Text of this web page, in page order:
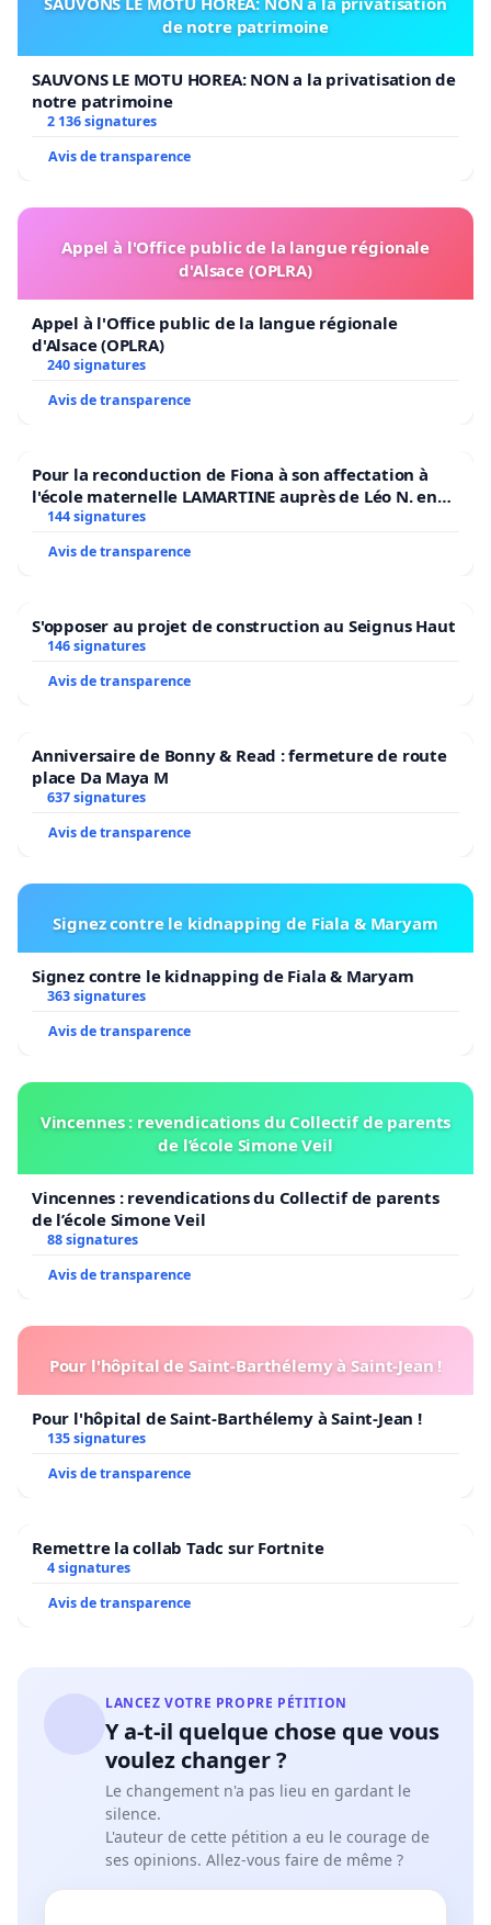
de notre patrimoine
SAUVONS LE MOTU HOREA: NON a la privatisation de
notre patrimoine
2 136 signatures
Avis de transparence
Appel à l'Office public de la langue régionale
d'Alsace (OPLRA)
Appel à l'Office public de la langue régionale
d'Alsace (OPLRA)
240 signatures
Avis de transparence
Pour la reconduction de Fiona à son affectation à
l'école maternelle LAMARTINE auprès de Léo N. en
2026/2027
144 signatures
Avis de transparence
S'opposer au projet de construction au Seignus Haut
146 signatures
Avis de transparence
Anniversaire de Bonny & Read : fermeture de route
place Da Maya M
637 signatures
Avis de transparence
Signez contre le kidnapping de Fiala & Maryam
Signez contre le kidnapping de Fiala & Maryam
363 signatures
Avis de transparence
Vincennes : revendications du Collectif de parents
de l’école Simone Veil
Vincennes : revendications du Collectif de parents
de l’école Simone Veil
88 signatures
Avis de transparence
Pour l'hôpital de Saint-Barthélemy à Saint-Jean !
Pour l'hôpital de Saint-Barthélemy à Saint-Jean !
135 signatures
Avis de transparence
Remettre la collab Tadc sur Fortnite
4 signatures
Avis de transparence
LANCEZ VOTRE PROPRE PÉTITION
Y a-t-il quelque chose que vous
voulez changer ?
Le changement n'a pas lieu en gardant le
silence.
L'auteur de cette pétition a eu le courage de
ses opinions. Allez-vous faire de même ?